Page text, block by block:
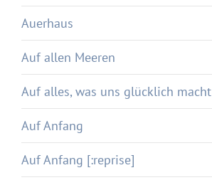
Auerhaus
Auf allen Meeren
Auf alles, was uns glücklich macht
Auf Anfang
Auf Anfang [:reprise]